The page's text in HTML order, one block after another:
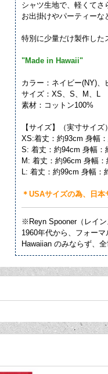
シャツ生地で、軽くてさ
お出掛けやパーティーな
特別に少量だけ製作した
"Made in Hawaii"
カラー：ネイビー(NY)、
サイズ：XS、S、M、L
素材：コットン100%
【サイズ】（実寸サイズ）
XS:着丈：約93cm 身幅
S: 着丈：約94cm 身幅：
M: 着丈：約96cm 身幅
L: 着丈：約99cm 身幅：
＊USAサイズの為、日本
※Reyn Spooner（レイ
1960年代から、フォー
Hawaiian のみならず、